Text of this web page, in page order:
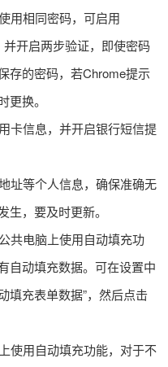
用相同密码，可启用
开启两步验证，即使密码
存的密码，若Chrome提示
更换。
卡信息，并开启银行短信提
址等个人信息，确保准确无
，要及时更新。
共电脑上使用自动填充功
自动填充数据。可在设置中
填充表单数据”，然后点击
使用自动填充功能，对于不